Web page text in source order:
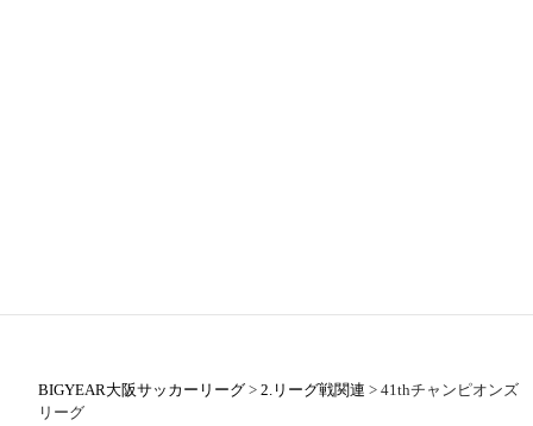
BIGYEAR大阪サッカーリーグ > 2.リーグ戦関連 > 41thチャンピオンズ
リーグ